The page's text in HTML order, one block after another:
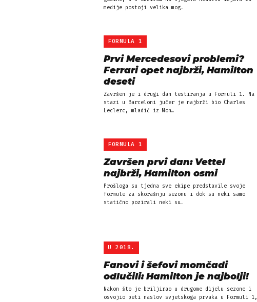
medije postoji velika mog…
FORMULA 1
Prvi Mercedesovi problemi?
Ferrari opet najbrži, Hamilton
deseti
Završen je i drugi dan testiranja u Formuli 1. Na
stazi u Barceloni jučer je najbrži bio Charles
Leclerc, mladić iz Mon…
FORMULA 1
Završen prvi dan: Vettel
najbrži, Hamilton osmi
Prošloga su tjedna sve ekipe predstavile svoje
formule za skorašnju sezonu i dok su neki samo
statično pozirali neki su…
U 2018.
Fanovi i šefovi momčadi
odlučili: Hamilton je najbolji!
Nakon što je briljirao u drugome dijelu sezone i
osvojio peti naslov svjetskoga prvaka u Formuli 1,